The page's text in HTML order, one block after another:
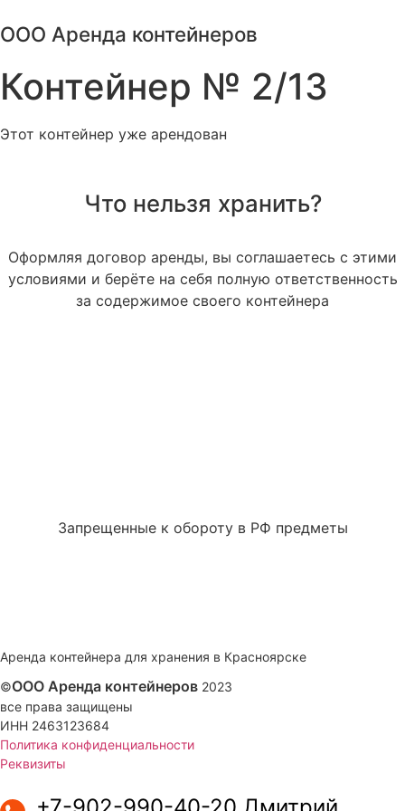
к
ООО Аренда контейнеров
Контейнер № 2/13
Этот контейнер уже арендован
Что нельзя хранить?
Оформляя договор аренды, вы соглашаетесь с этими
условиями и берёте на себя полную ответственность
за содержимое своего контейнера
Запрещенные к обороту в РФ предметы
Аренда контейнера для хранения в Красноярске
©ООО Аренда контейнеров 2023
все права защищены
ИНН 2463123684
Политика конфиденциальности
Реквизиты